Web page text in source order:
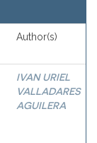
Author(s)
IVAN URIEL
VALLADARES
AGUILERA